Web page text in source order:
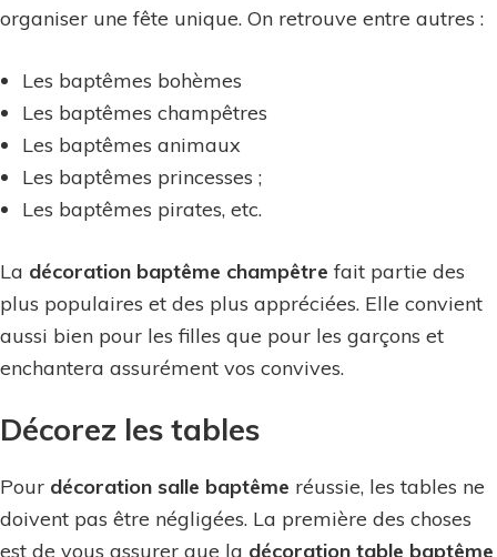
organiser une fête unique. On retrouve entre autres :
Les baptêmes bohèmes
Les baptêmes champêtres
Les baptêmes animaux
Les baptêmes princesses ;
Les baptêmes pirates, etc.
La décoration baptême champêtre fait partie des
plus populaires et des plus appréciées. Elle convient
aussi bien pour les filles que pour les garçons et
enchantera assurément vos convives.
Décorez les tables
Pour décoration salle baptême réussie, les tables ne
doivent pas être négligées. La première des choses
est de vous assurer que la décoration table baptême